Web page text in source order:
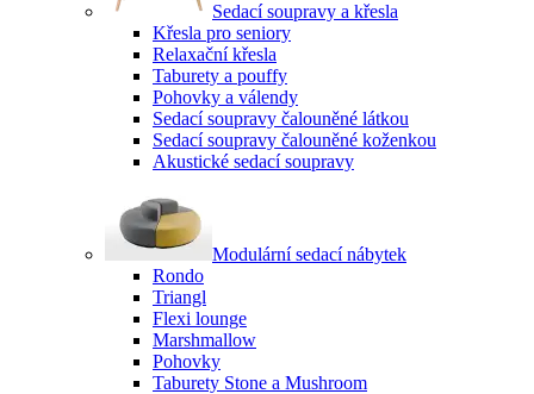
Sedací soupravy a křesla
Křesla pro seniory
Relaxační křesla
Taburety a pouffy
Pohovky a válendy
Sedací soupravy čalouněné látkou
Sedací soupravy čalouněné koženkou
Akustické sedací soupravy
Modulární sedací nábytek
Rondo
Triangl
Flexi lounge
Marshmallow
Pohovky
Taburety Stone a Mushroom